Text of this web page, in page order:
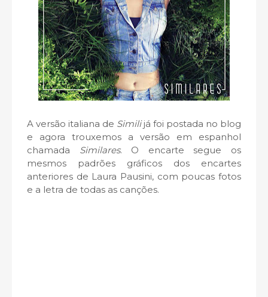
A versão italiana de Similijá foi postada no blog
e agora trouxemos a versão em espanhol
chamada Similares. O encarte segue os
mesmos padrões gráficos dos encartes
anteriores de Laura Pausini, com poucas fotos
e a letra de todas as canções.